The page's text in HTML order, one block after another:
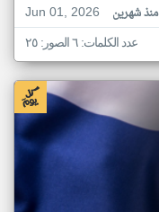
Jun 01, 2026
منذ شهرين
عدد الكلمات: ٦ الصور: ٢٥